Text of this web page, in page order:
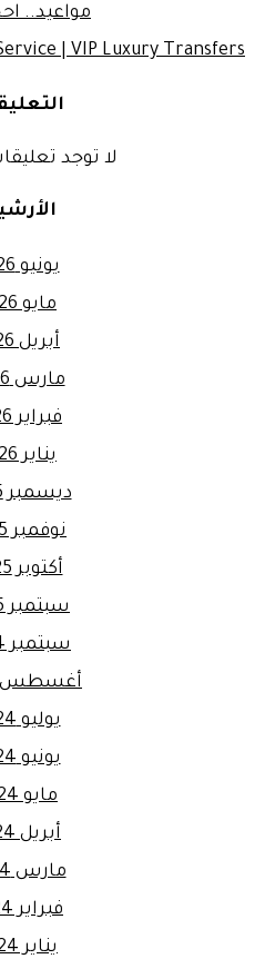
مواعيد..
| VIP Luxury Transfers
لا توجد
يونيو 2026
مايو 2026
أبريل 2026
مارس 2026
فبراير 2026
يناير 2026
ديسمبر 2025
نوفمبر 2025
أكتوبر 2025
سبتمبر 2025
سبتمبر 2024
أغسطس
يوليو 2024
يونيو 2024
مايو 2024
أبريل 2024
مارس 2024
فبراير 2024
يناير 2024